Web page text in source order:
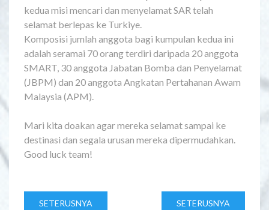
kedua misi mencari dan menyelamat SAR telah
selamat berlepas ke Turkiye.
Komposisi jumlah anggota bagi kumpulan kedua ini
adalah seramai 70 orang terdiri daripada 20 anggota
SMART, 30 anggota Jabatan Bomba dan Penyelamat
(JBPM) dan 20 anggota Angkatan Pertahanan Awam
Malaysia (APM).
Mari kita doakan agar mereka selamat sampai ke
destinasi dan segala urusan mereka dipermudahkan.
Good luck team!
SETERUSNYA SETERUSNYA